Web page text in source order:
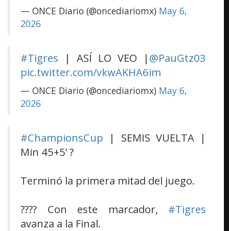
— ONCE Diario (@oncediariomx) May 6,
2026
#Tigres | ASÍ LO VEO | @PauGtz03
pic.twitter.com/vkwAKHA6im
— ONCE Diario (@oncediariomx) May 6,
2026
#ChampionsCup | SEMIS VUELTA |
Min 45+5’ ?
Terminó la primera mitad del juego.
???? Con este marcador, #Tigres
avanza a la Final.